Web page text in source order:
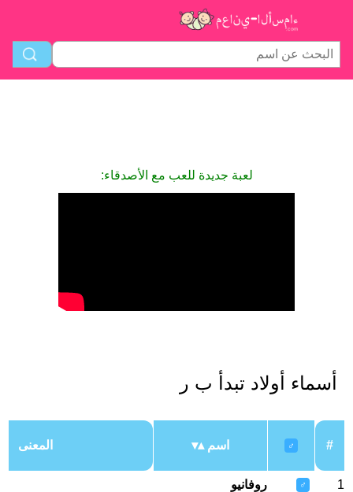
لعبة جديدة للعب مع الأصدقاء:
أسماء أولاد تبدأ ب ر
#
♂ اسم المعنى
1
♂ روفانيو